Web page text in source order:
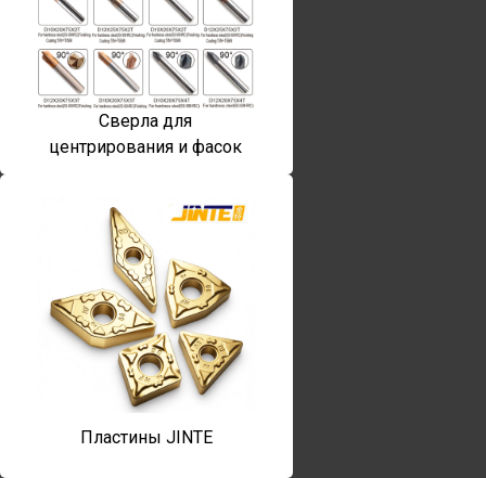
Сверла для
центрирования и фасок
Пластины JINTE